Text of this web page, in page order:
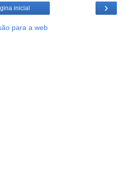
›
inicial
para a web